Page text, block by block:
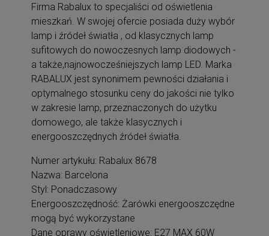
Firma Rabalux to specjaliści od oświetlenia
mieszkań. W swojej ofercie posiada duży wybór
lamp i źródeł światła , od klasycznych lamp
sufitowych do nowoczesnych lamp diodowych -
a także,najnowocześniejszych lamp LED. Marka
RABALUX jest synonimem pewności działania i
optymalnego stosunku ceny do jakości nie tylko
w zakresie lamp, przeznaczonych do użytku
domowego, ale także klasycznych i
energooszczędnych źródeł światła.
Numer artykułu: Rabalux 8678
Nazwa: Barcelona
Styl: Ponadczasowy
Energooszczędność: Żarówki energooszczędne
mogą być wykorzystane
Dane oprawy oświetleniowe: E27 MAX 60W